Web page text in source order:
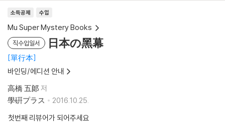
소득공제 수입
Mu Super Mystery Books
직수입일서 日本の黑幕
單行本
바인딩/에디션 안내
高橋 五郞 저
學硏プラス
2016.10.25.
첫번째 리뷰어가 되어주세요